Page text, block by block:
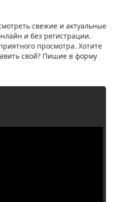
свежие и актуальные
и без регистрации.
просмотра. Хотите
свой? Пишие в форму